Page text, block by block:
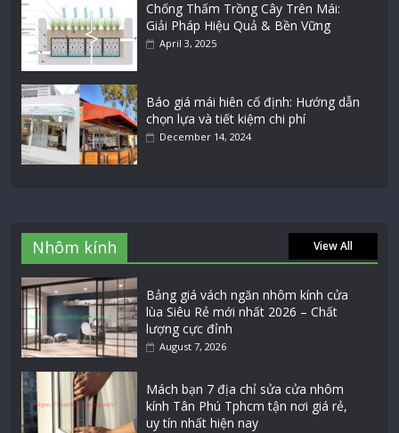
Chống Thấm Trồng Cây Trên Mái:
Giải Pháp Hiệu Quả & Bền Vững
April 3, 2025
Báo giá mái hiên cố định: Hướng dẫn
chọn lựa và tiết kiệm chi phí
December 14, 2024
Nhôm kính View All
Bảng giá vách ngăn nhôm kính cửa
lùa Siêu Rẻ mới nhất 2026 – Chất
lượng cực đỉnh
August 7, 2026
Mách bạn 7 địa chỉ sửa cửa nhôm
kính Tân Phú Tphcm tận nơi giá rẻ,
uy tín nhất hiện nay